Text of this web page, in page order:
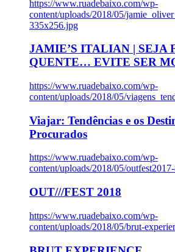
https://www.ruadebaixo.com/wp-
content/uploads/2018/05/
335x256.jpg
JAMIE’S ITALIAN | SEJA
QUENTE… EVITE SER
https://www.ruadebaixo.com/wp-
content/uploads/2018/05/
Viajar: Tendências e os
Procurados
https://www.ruadebaixo.com/wp-
content/uploads/2018/05/
OUT///FEST 2018
https://www.ruadebaixo.com/wp-
content/uploads/2018/05/brut-